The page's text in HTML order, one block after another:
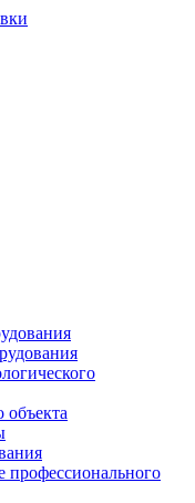
объекта
профессионального